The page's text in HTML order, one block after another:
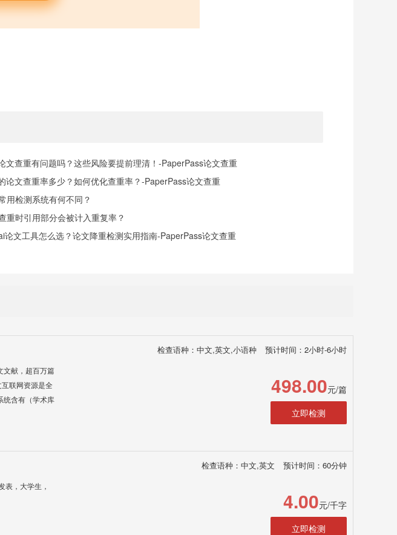
文查重有问题吗？这些风险要提前理清！-PaperPass论文查重
论文查重率多少？如何优化查重率？-PaperPass论文查重
用检测系统有何不同？
重时引用部分会被计入重复率？
论文工具怎么选？论文降重检测实用指南-PaperPass论文查重
检查语种：中文,英文,小语种 预计时间：2小时-6小时
文献，超百万篇
联网资源是全
统含有（学术库
498.00元/篇
立即检测
检查语种：中文,英文 预计时间：60分钟
表，大学生，
4.00元/千字
立即检测